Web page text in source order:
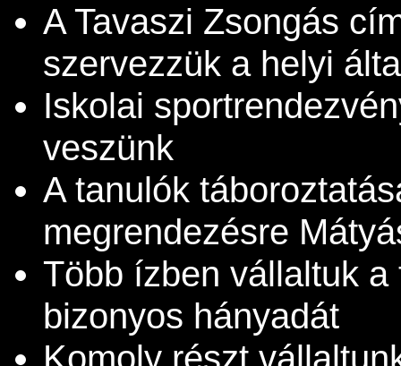
A Tavaszi Zsongás
szervezzük a helyi
Iskolai
veszünk
A tanulók
megrendezésre
Több ízben vállaltuk
bizonyos hányadát